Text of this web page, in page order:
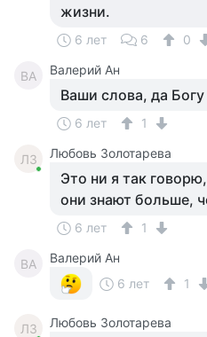
жизни.
6 лет 6 0
ВА Валерий Ан
Ваши слова, да
6 лет 1
ЛЗ Любовь Золотарева
Это ни я так
они знают больше,
6 лет 1
ВА
Валерий Ан
6 лет
1
ЛЗ Любовь Золотарева